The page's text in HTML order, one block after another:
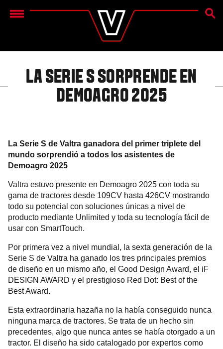
Menu
LA SERIE S SORPRENDE EN
DEMOAGRO 2025
La Serie S de Valtra ganadora del primer triplete del
mundo sorprendió a todos los asistentes de
Demoagro 2025
Valtra estuvo presente en Demoagro 2025 con toda su
gama de tractores desde 109CV hasta 426CV mostrando
todo su potencial con soluciones únicas a nivel de
producto mediante Unlimited y toda su tecnología fácil de
usar con SmartTouch.
Por primera vez a nivel mundial, la sexta generación de la
Serie S de Valtra ha ganado los tres principales premios
de diseño en un mismo año, el Good Design Award, el iF
DESIGN AWARD y el prestigioso Red Dot: Best of the
Best Award.
Esta extraordinaria hazaña no la había conseguido nunca
ninguna marca de tractores. Se trata de un hecho sin
precedentes, algo que nunca antes se había otorgado a un
tractor. El diseño ha sido catalogado por expertos como